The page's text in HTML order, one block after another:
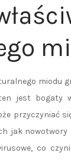
miodu
jest bogaty
przyczyniać
jak
co